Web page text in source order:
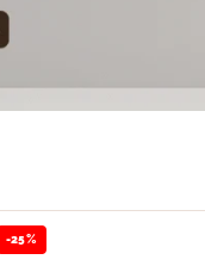
-25%